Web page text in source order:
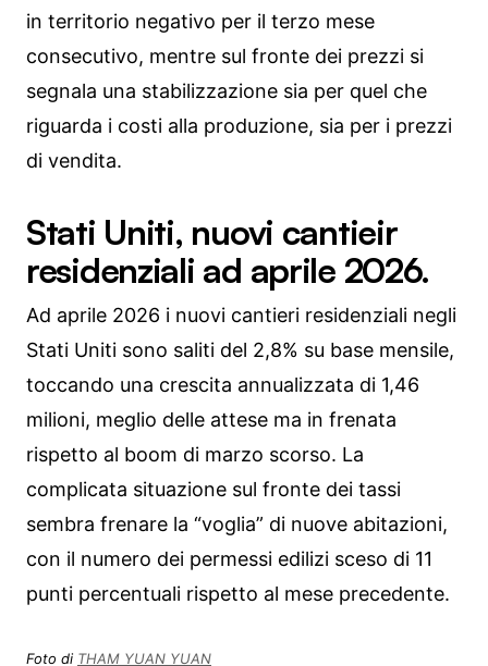
in territorio negativo per il terzo mese
consecutivo, mentre sul fronte dei prezzi si
segnala una stabilizzazione sia per quel che
riguarda i costi alla produzione, sia per i prezzi
di vendita.
Stati Uniti, nuovi cantieir
residenziali ad aprile 2026.
Ad aprile 2026 i nuovi cantieri residenziali negli
Stati Uniti sono saliti del 2,8% su base mensile,
toccando una crescita annualizzata di 1,46
milioni, meglio delle attese ma in frenata
rispetto al boom di marzo scorso. La
complicata situazione sul fronte dei tassi
sembra frenare la “voglia” di nuove abitazioni,
con il numero dei permessi edilizi sceso di 11
punti percentuali rispetto al mese precedente.
Foto di THAM YUAN YUAN